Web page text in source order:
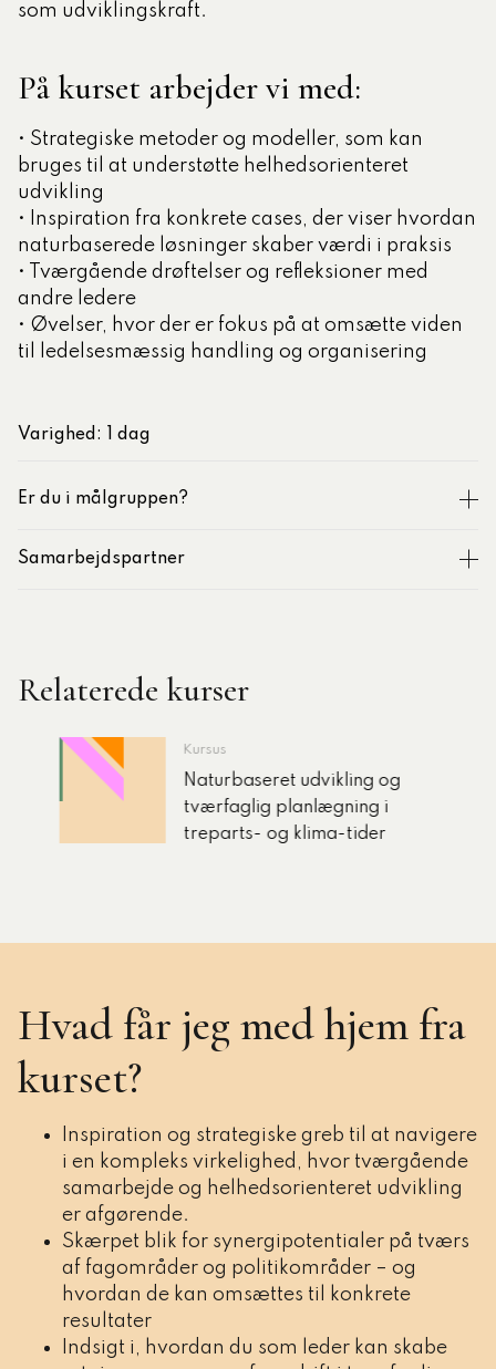
som udviklingskraft.
På kurset arbejder vi med:
• Strategiske metoder og modeller, som kan
bruges til at understøtte helhedsorienteret
udvikling
• Inspiration fra konkrete cases, der viser hvordan
naturbaserede løsninger skaber værdi i praksis
• Tværgående drøftelser og refleksioner med
andre ledere
• Øvelser, hvor der er fokus på at omsætte viden
til ledelsesmæssig handling og organisering
Varighed: 1 dag
Er du i målgruppen?
Natur og landskab
Bosætning og turisme
Samarbejdspartner
Relaterede kurser
Kursus
Naturbaseret udvikling og
tværfaglig planlægning i
treparts- og klima-tider
Hvad får jeg med hjem fra
kurset?
Inspiration og strategiske greb til at navigere
i en kompleks virkelighed, hvor tværgående
samarbejde og helhedsorienteret udvikling
er afgørende.
Skærpet blik for synergipotentialer på tværs
af fagområder og politikområder – og
hvordan de kan omsættes til konkrete
resultater
Indsigt i, hvordan du som leder kan skabe